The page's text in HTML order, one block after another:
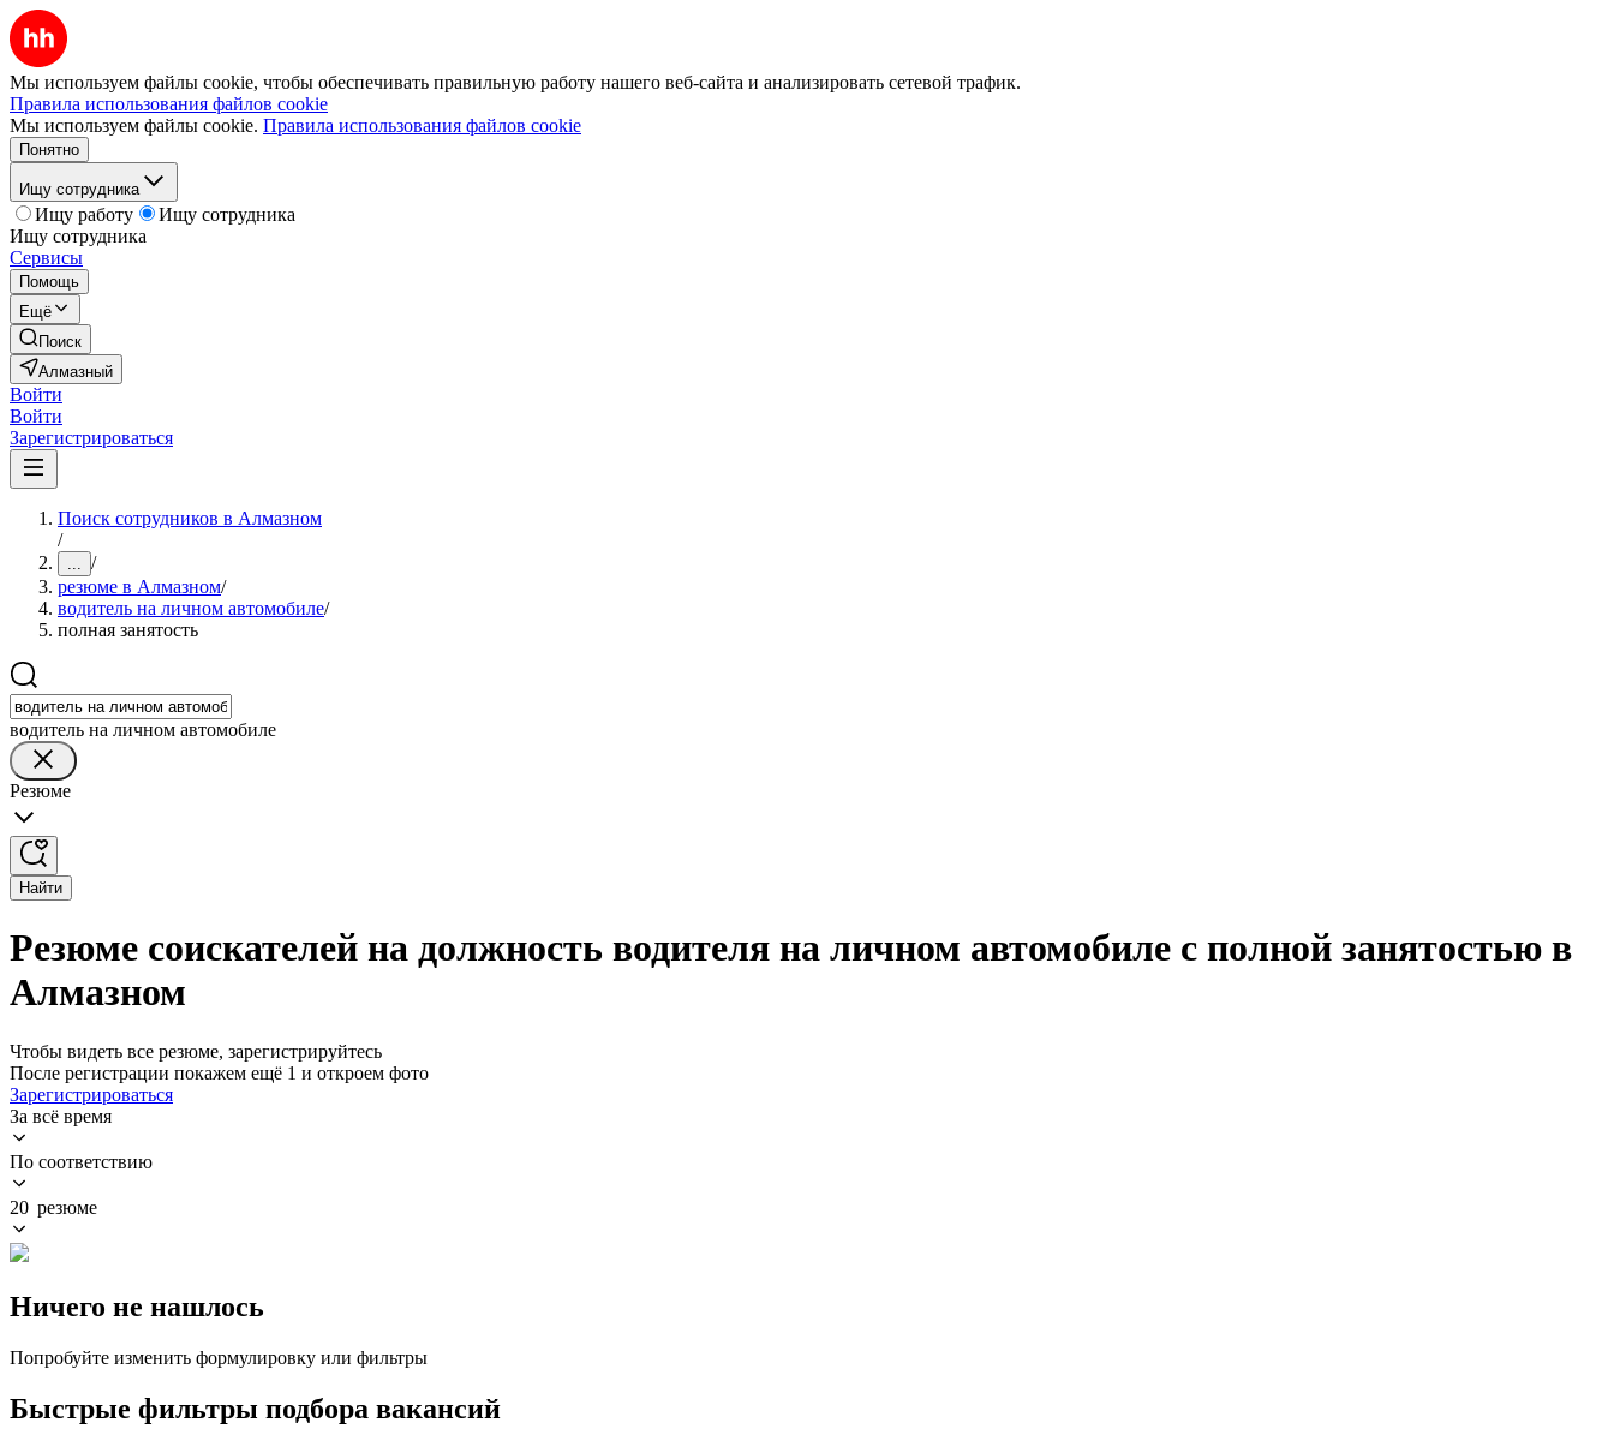
Мы используем файлы cookie, чтобы обеспечивать правильную работу нашего веб-сайта и анализировать сетевой трафик.
Правила использования файлов cookie
Мы используем файлы cookie. Правила использования файлов cookie
Понятно
Ищу сотрудника
Ищу работу
Ищу сотрудника
Ищу сотрудника
Сервисы
Помощь
Ещё
Поиск
Алмазный
Войти
Войти
Зарегистрироваться
Поиск сотрудников в Алмазном
/
... /
резюме в Алмазном/
водитель на личном автомобиле/
полная занятость
водитель на личном автомобиле
Резюме
Найти
Резюме соискателей на должность водителя на личном автомобиле с полной занятостью в
Алмазном
Чтобы видеть все резюме, зарегистрируйтесь
После регистрации покажем ещё 1 и откроем фото
Зарегистрироваться
За всё время
По соответствию
20 резюме
Ничего не нашлось
Попробуйте изменить формулировку или фильтры
Быстрые фильтры подбора вакансий